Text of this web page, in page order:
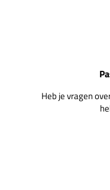
Heb je vragen